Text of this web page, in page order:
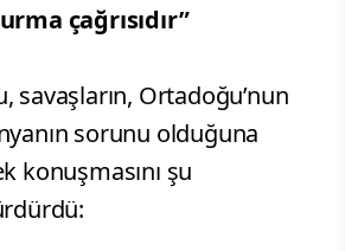
çağrısıdır”
savaşların, Ortadoğu’nun
sorunu olduğuna
konuşmasını şu